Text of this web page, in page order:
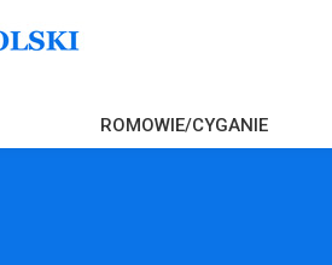
ROMOWIE/CYGANIE